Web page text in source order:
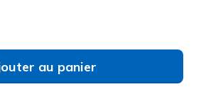
au panier